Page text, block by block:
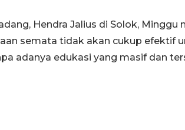
Hendra Jalius di Solok, Minggu
semata tidak akan cukup efektif
adanya edukasi yang masif dan